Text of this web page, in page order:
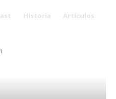
Historia Artículos